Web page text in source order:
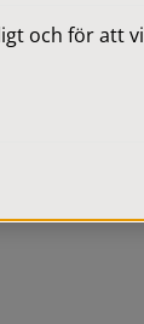
och för att vi